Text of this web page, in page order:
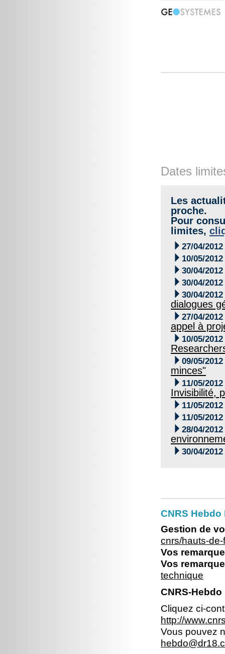
Dates
Les
proche.
Pour
limites,
 27/04/2012
 10/05/2012
 30/04/2012
 30/04/2012
 30/04/2012
dialogues
 27/04/2012
appel à
 10/05/2012
 09/05/2012
minces"
 11/05/2012
Invisibilité,
 11/05/2012
 11/05/2012
 28/04/2012
 30/04/2012
CNRS
Gestion de
cnrs/hauts-
Vos
Vos
technique
CNRS-
Cliquez ci-
http://
Vous pouvez